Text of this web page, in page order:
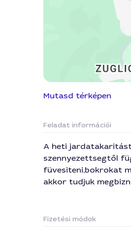
Mutasd térképen
Feladat információi
A heti jardatakaritást
szennyezettsegtől
füvesiteni,bokrokat
akkor tudjuk
Fizetési módok